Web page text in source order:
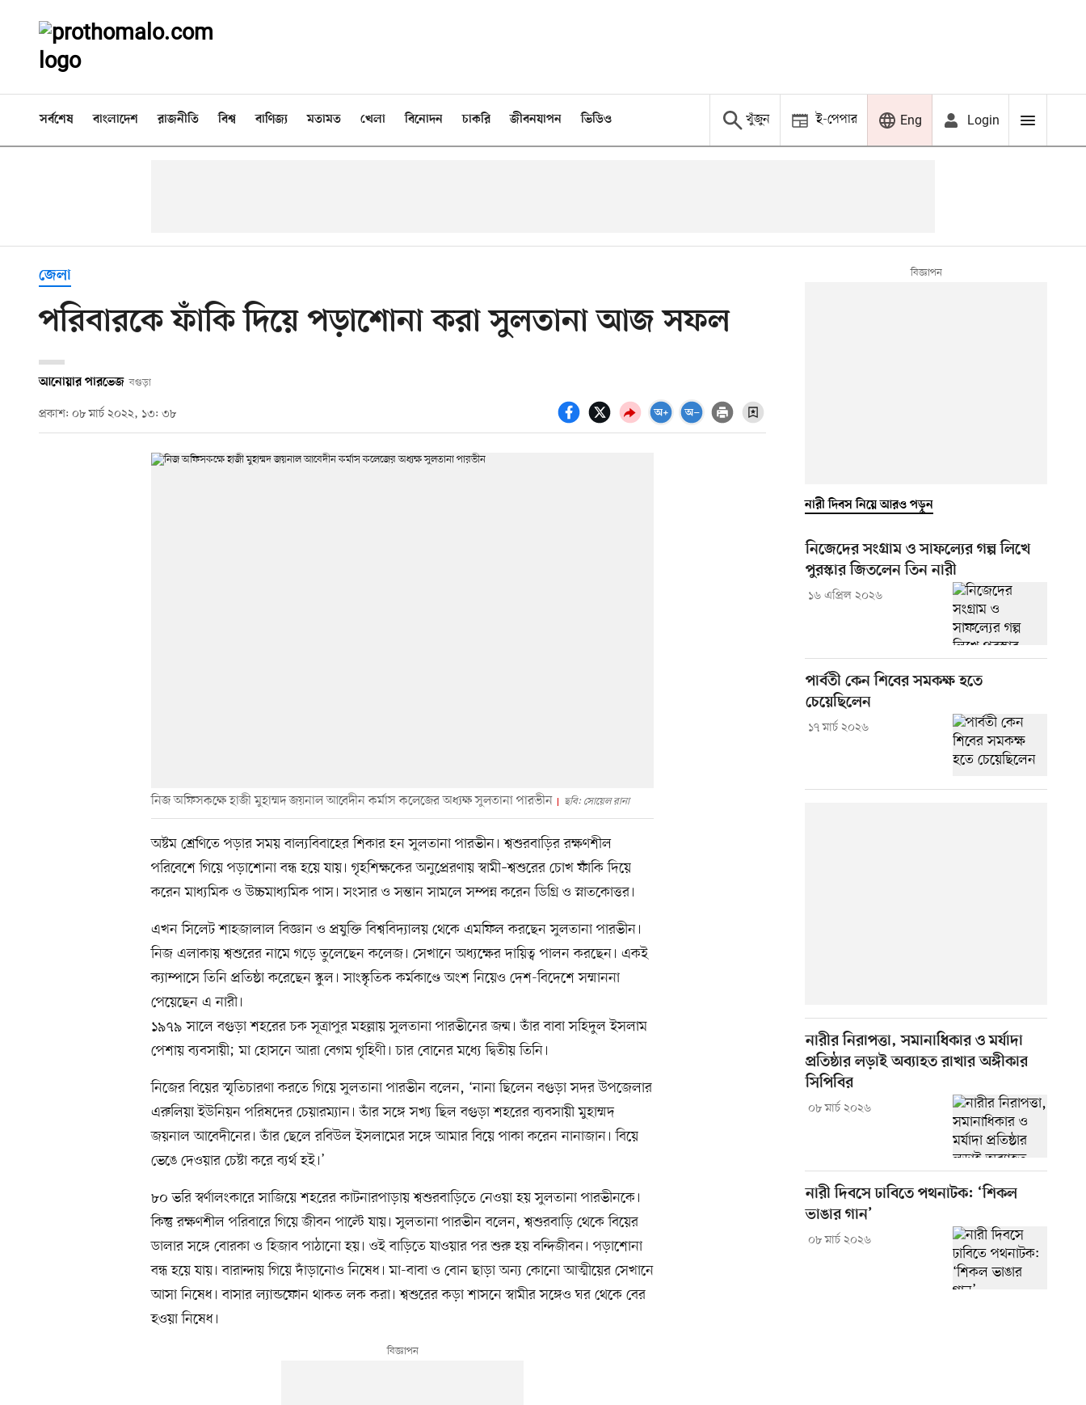
সর্বশেষ বাংলাদেশ রাজনীতি বিশ্ব বাণিজ্য মতামত খেলা বিনোদন চাকরি জীবনযাপন ভিডিও খুঁজুন ই-পেপার Eng Login
জেলা
পরিবারকে ফাঁকি দিয়ে পড়াশোনা করা সুলতানা আজ সফল
আনোয়ার পারভেজ বগুড়া
প্রকাশ: ০৮ মার্চ ২০২২, ১৩: ৩৮
নিজ অফিসকক্ষে হাজী মুহাম্মদ জয়নাল আবেদীন কর্মাস কলেজের অধ্যক্ষ সুলতানা পারভীন ছবি: সোয়েল রানা
অষ্টম শ্রেণিতে পড়ার সময় বাল্যবিবাহের শিকার হন সুলতানা পারভীন। শ্বশুরবাড়ির রক্ষণশীল
পরিবেশে গিয়ে পড়াশোনা বন্ধ হয়ে যায়। গৃহশিক্ষকের অনুপ্রেরণায় স্বামী–শ্বশুরের চোখ ফাঁকি দিয়ে
করেন মাধ্যমিক ও উচ্চমাধ্যমিক পাস। সংসার ও সন্তান সামলে সম্পন্ন করেন ডিগ্রি ও স্নাতকোত্তর।
এখন সিলেট শাহজালাল বিজ্ঞান ও প্রযুক্তি বিশ্ববিদ্যালয় থেকে এমফিল করছেন সুলতানা পারভীন।
নিজ এলাকায় শ্বশুরের নামে গড়ে তুলেছেন কলেজ। সেখানে অধ্যক্ষের দায়িত্ব পালন করছেন। একই
ক্যাম্পাসে তিনি প্রতিষ্ঠা করেছেন স্কুল। সাংস্কৃতিক কর্মকাণ্ডে অংশ নিয়েও দেশ-বিদেশে সম্মাননা
পেয়েছেন এ নারী।
১৯৭৯ সালে বগুড়া শহরের চক সূত্রাপুর মহল্লায় সুলতানা পারভীনের জন্ম। তাঁর বাবা সহিদুল ইসলাম
পেশায় ব্যবসায়ী; মা হোসনে আরা বেগম গৃহিণী। চার বোনের মধ্যে দ্বিতীয় তিনি।
নিজের বিয়ের স্মৃতিচারণা করতে গিয়ে সুলতানা পারভীন বলেন, ‘নানা ছিলেন বগুড়া সদর উপজেলার
এরুলিয়া ইউনিয়ন পরিষদের চেয়ারম্যান। তাঁর সঙ্গে সখ্য ছিল বগুড়া শহরের ব্যবসায়ী মুহাম্মদ
জয়নাল আবেদীনের। তাঁর ছেলে রবিউল ইসলামের সঙ্গে আমার বিয়ে পাকা করেন নানাজান। বিয়ে
ভেঙে দেওয়ার চেষ্টা করে ব্যর্থ হই।’
৮০ ভরি স্বর্ণালংকারে সাজিয়ে শহরের কাটনারপাড়ায় শ্বশুরবাড়িতে নেওয়া হয় সুলতানা পারভীনকে।
কিন্তু রক্ষণশীল পরিবারে গিয়ে জীবন পাল্টে যায়। সুলতানা পারভীন বলেন, শ্বশুরবাড়ি থেকে বিয়ের
ডালার সঙ্গে বোরকা ও হিজাব পাঠানো হয়। ওই বাড়িতে যাওয়ার পর শুরু হয় বন্দিজীবন। পড়াশোনা
বন্ধ হয়ে যায়। বারান্দায় গিয়ে দাঁড়ানোও নিষেধ। মা-বাবা ও বোন ছাড়া অন্য কোনো আত্মীয়ের সেখানে
আসা নিষেধ। বাসার ল্যান্ডফোন থাকত লক করা। শ্বশুরের কড়া শাসনে স্বামীর সঙ্গেও ঘর থেকে বের
হওয়া নিষেধ।
নারী দিবস নিয়ে আরও পড়ুন
নিজেদের সংগ্রাম ও সাফল্যের গল্প লিখে
পুরস্কার জিতলেন তিন নারী
১৬ এপ্রিল ২০২৬
পার্বতী কেন শিবের সমকক্ষ হতে
চেয়েছিলেন
১৭ মার্চ ২০২৬
নারীর নিরাপত্তা, সমানাধিকার ও মর্যাদা
প্রতিষ্ঠার লড়াই অব্যাহত রাখার অঙ্গীকার
সিপিবির
০৮ মার্চ ২০২৬
নারী দিবসে ঢাবিতে পথনাটক: ‘শিকল
ভাঙার গান’
০৮ মার্চ ২০২৬